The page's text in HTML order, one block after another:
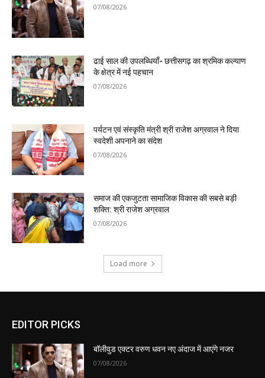
07/08/2026
ढाई साल की उपलब्धियाँ- छत्तीसगढ़ का श्रमिक कल्याण
के क्षेत्र में नई पहचान
07/08/2026
पर्यटन एवं संस्कृति मंत्री श्री राजेश अग्रवाल ने दिया
स्वदेशी अपनाने का संदेश
07/08/2026
समाज की एकजुटता सामाजिक विकास की सबसे बड़ी
शक्ति: श्री राजेश अग्रवाल
07/08/2026
Load more
EDITOR PICKS
बॉलीवुड एक्टर वरुण धवन नए अंदाज में आएंगे नजर
07/08/2026